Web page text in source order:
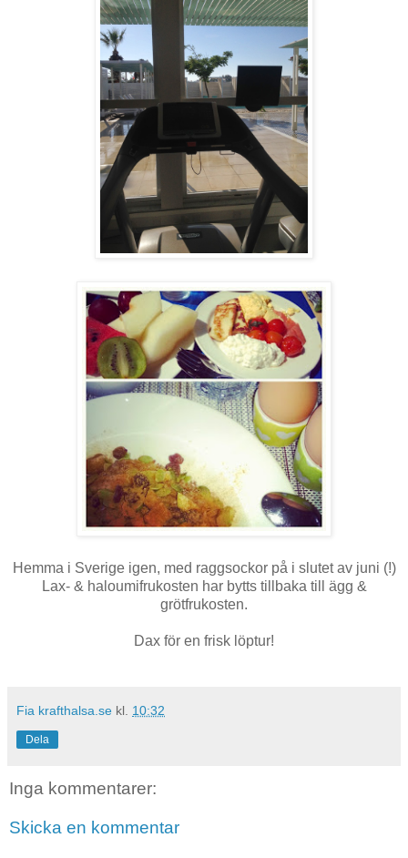
Hemma i Sverige igen, med raggsockor på i slutet av juni (!)
Lax- & haloumifrukosten har bytts tillbaka till ägg &
grötfrukosten.
Dax för en frisk löptur!
Fia krafthalsa.se kl. 10:32
Dela
Inga kommentarer:
Skicka en kommentar